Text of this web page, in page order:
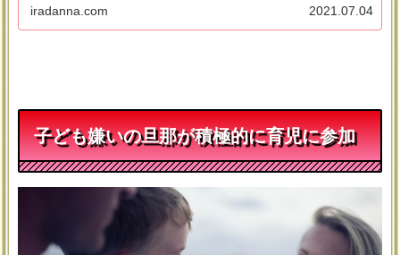
iradanna.com 2021.07.04
子ども嫌いの旦那が積極的に育児に参加